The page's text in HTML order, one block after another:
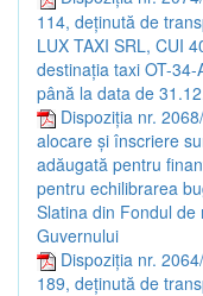
114, deținută de
LUX TAXI SRL, CUI
destinația taxi OT-
până la data de
Dispoziția nr.
alocare și înscriere
adăugată pentru
pentru echilibrarea
Slatina din Fondul
Guvernului
Dispoziția nr.
189, deținută de